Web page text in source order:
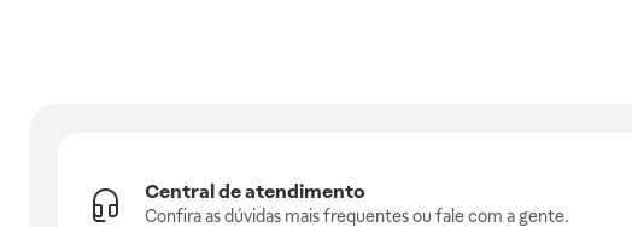
Central de atendimento
Confira as dúvidas mais frequentes ou fale com a gente.